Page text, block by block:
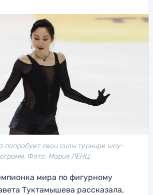
попробует свои силы турнире шоу-
Фото: Мария ЛЕНЦ
мира по фигурному
Туктамышева рассказала,